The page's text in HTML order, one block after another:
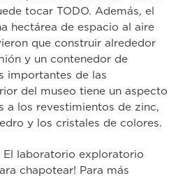
tocar TODO. Además, el
hectárea de espacio al aire
que construir alrededor
y un contenedor de
importantes de las
del museo tiene un aspecto
a los revestimientos de zinc,
y los cristales de colores.
El laboratorio exploratorio
chapotear! Para más